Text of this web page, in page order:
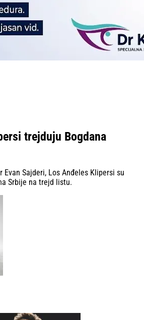
trejduju Bogdana
Evan Sajderi, Los Anđeles Klipersi su
Srbije na trejd listu.